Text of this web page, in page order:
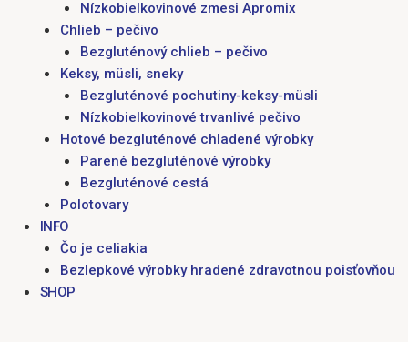
Nízkobielkovinové zmesi Apromix
Chlieb – pečivo
Bezgluténový chlieb – pečivo
Keksy, müsli, sneky
Bezgluténové pochutiny-keksy-müsli
Nízkobielkovinové trvanlivé pečivo
Hotové bezgluténové chladené výrobky
Parené bezgluténové výrobky
Bezgluténové cestá
Polotovary
INFO
Čo je celiakia
Bezlepkové výrobky hradené zdravotnou poisťovňou
SHOP